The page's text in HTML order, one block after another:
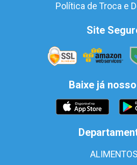
Política de Troca e
Site
Baixe já
ALIMENTOS